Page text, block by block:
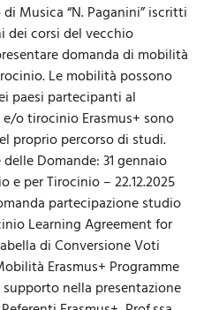
Musica “N. Paganini” iscritti
dei corsi del vecchio
domanda di mobilità
Le mobilità possono
paesi partecipanti al
o tirocinio Erasmus+ sono
proprio percorso di studi.
Domande: 31 gennaio
e per Tirocinio – 22.12.2025
partecipazione studio
Learning Agreement for
di Conversione Voti
Erasmus+ Programme
nella presentazione